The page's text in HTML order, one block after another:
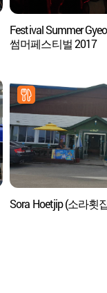
Festival Summer
썸머페스티벌 2017
Sora Hoetjip (소라횟